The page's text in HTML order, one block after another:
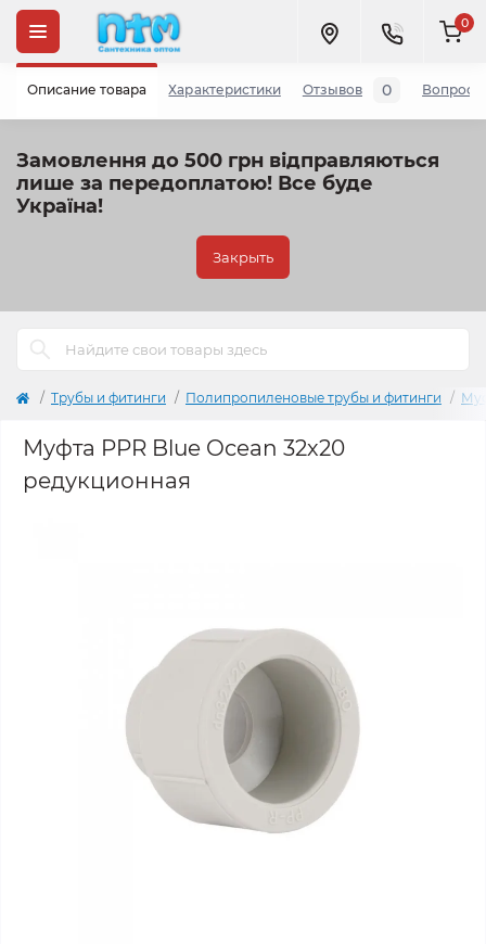
Замовлення до 500 грн відправляються
лише за передоплатою! Все буде
Україна!
Закрыть
0
Трубы и фитинги Полипропиленовые трубы и фитинги
Муфта PPR Blue Ocean 32х20
редукционная
Описание товара Характеристики Отзывов 0 Вопросы